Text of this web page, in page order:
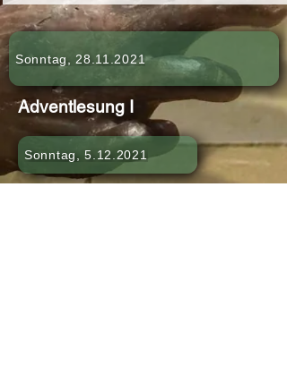
Sonntag, 28.11.2021
Adventlesung I
Sonntag, 5.12.2021